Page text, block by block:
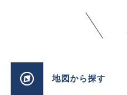
地図から探す